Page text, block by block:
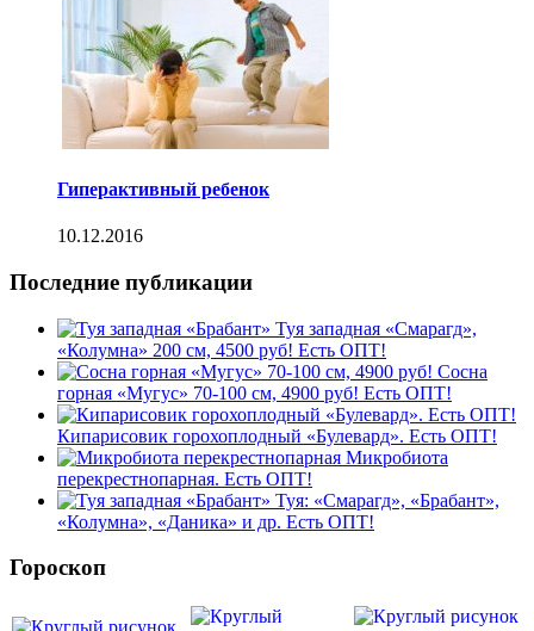
Гиперактивный ребенок
10.12.2016
Последние публикации
Туя западная «Смарагд»,
«Колумна» 200 см, 4500 руб! Есть ОПТ!
Сосна
горная «Мугус» 70-100 см, 4900 руб! Есть ОПТ!
Кипарисовик горохоплодный «Булевард». Есть ОПТ!
Микробиота
перекрестнопарная. Есть ОПТ!
Туя: «Смарагд», «Брабант»,
«Колумна», «Даника» и др. Есть ОПТ!
Гороскоп